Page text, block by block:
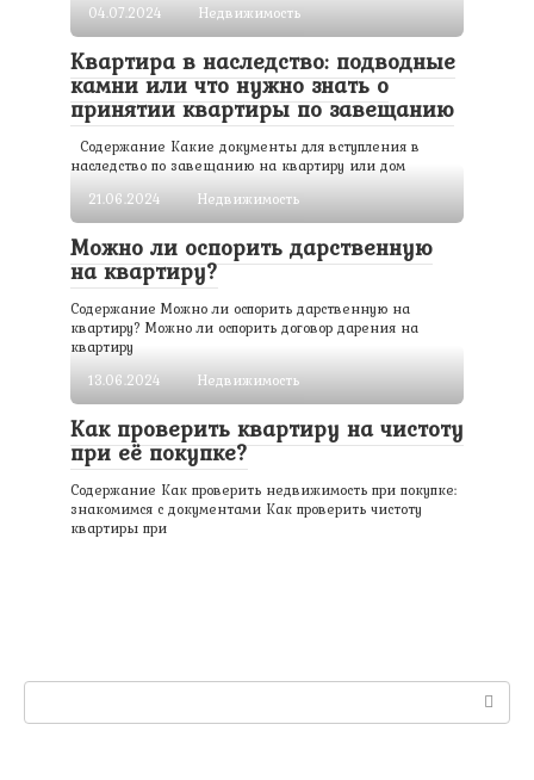
04.07.2024
Недвижимость
Квартира в наследство: подводные
камни или что нужно знать о
принятии квартиры по завещанию
Содержание Какие документы для вступления в
наследство по завещанию на квартиру или дом
21.06.2024
Недвижимость
Можно ли оспорить дарственную
на квартиру?
Содержание Можно ли оспорить дарственную на
квартиру? Можно ли оспорить договор дарения на
квартиру
13.06.2024
Недвижимость
Как проверить квартиру на чистоту
при её покупке?
Содержание Как проверить недвижимость при покупке:
знакомимся с документами Как проверить чистоту
квартиры при
Поиск: